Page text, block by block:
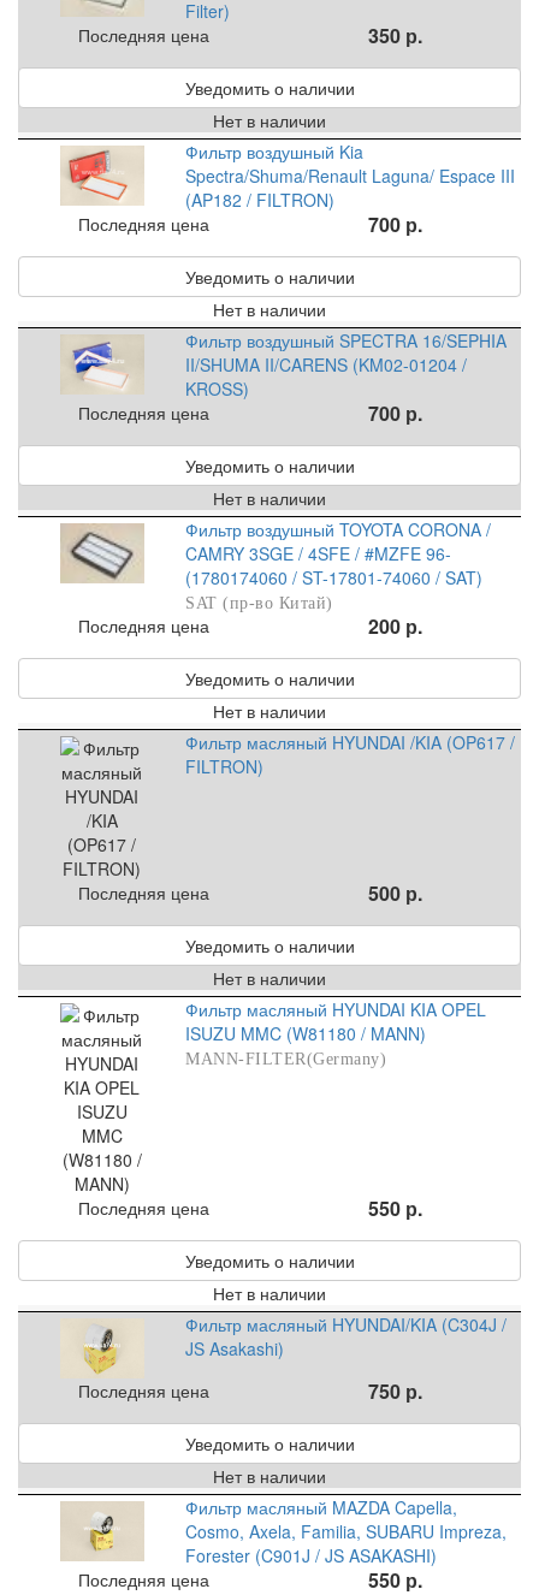
Filter)
Последняя цена
350 р.
Уведомить о наличии
Нет в наличии
Фильтр воздушный Kia
Spectra/Shuma/Renault Laguna/ Espace III
(AP182 / FILTRON)
Последняя цена
700 р.
Уведомить о наличии
Нет в наличии
Фильтр воздушный SPECTRA 16/SEPHIA
II/SHUMA II/CARENS (KM02-01204 /
KROSS)
Последняя цена
700 р.
Уведомить о наличии
Нет в наличии
Фильтр воздушный TOYOTA CORONA /
CAMRY 3SGE / 4SFE / #MZFE 96-
(1780174060 / ST-17801-74060 / SAT)
SAT (пр-во Китай)
Последняя цена 200 р.
Уведомить о наличии
Нет в наличии
Фильтр масляный HYUNDAI /KIA (OP617 /
FILTRON)
Последняя цена 500 р.
Уведомить о наличии
Нет в наличии
Фильтр масляный HYUNDAI KIA OPEL
ISUZU MMC (W81180 / MANN)
MANN-FILTER(Germany)
Последняя цена 550 р.
Уведомить о наличии
Нет в наличии
Фильтр масляный HYUNDAI/KIA (C304J /
JS Asakashi)
Последняя цена
750 р.
Уведомить о наличии
Нет в наличии
Фильтр масляный MAZDA Capella,
Cosmo, Axela, Familia, SUBARU Impreza,
Forester (C901J / JS ASAKASHI)
Последняя цена
550 р.